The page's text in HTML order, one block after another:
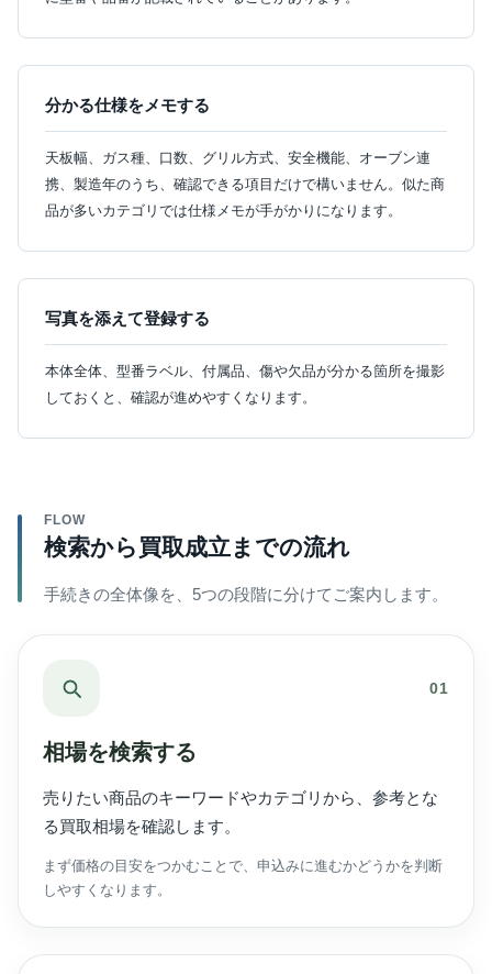
分かる仕様をメモする
天板幅、ガス種、口数、グリル方式、安全機能、オーブン連
携、製造年のうち、確認できる項目だけで構いません。似た商
品が多いカテゴリでは仕様メモが手がかりになります。
写真を添えて登録する
本体全体、型番ラベル、付属品、傷や欠品が分かる箇所を撮影
しておくと、確認が進めやすくなります。
FLOW
検索から買取成立までの流れ
手続きの全体像を、5つの段階に分けてご案内します。
01
相場を検索する
売りたい商品のキーワードやカテゴリから、参考とな
る買取相場を確認します。
まず価格の目安をつかむことで、申込みに進むかどうかを判断
しやすくなります。